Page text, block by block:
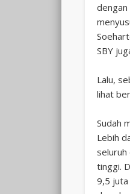
SBY
Lalu,
lihat
Sudah
Lebih
seluruh
tinggi.
9,5 juta